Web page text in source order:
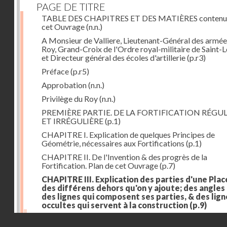
PAGE DE TITRE
TABLE DES CHAPITRES ET DES MATIÈRES
cet Ouvrage(n.n.)
A Monsieur de Valliere, Lieutenant-Général des
Roy, Grand-Croix de l'Ordre royal-militaire de Saint-
et Directeur général des écoles d'artillerie(p.r3)
Préface(p.r5)
Approbation(n.n.)
Privilège du Roy(n.n.)
PREMIÈRE PARTIE. DE LA FORTIFICATION
ET IRRÉGULIÈRE(p.1)
CHAPITRE I. Explication de quelques Principes de
Géométrie, nécessaires aux Fortifications (p.1)
CHAPITRE II. De l'Invention & des progrès de la
Fortification. Plan de cet Ouvrage(p.7)
CHAPITRE III. Explication des parties d'une
des différens dehors qu'on y ajoute; des angles
des lignes qui composent ses parties, & des
occultes qui servent à la construction (p.9)
Des lignes & des angles qui composent les parties